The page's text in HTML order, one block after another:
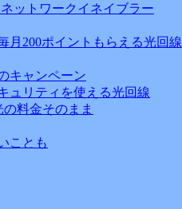
ットワークイネイブラー
月200ポイントもらえる光回線
キャンペーン
ュリティを使える光回線
料金そのまま
ことも